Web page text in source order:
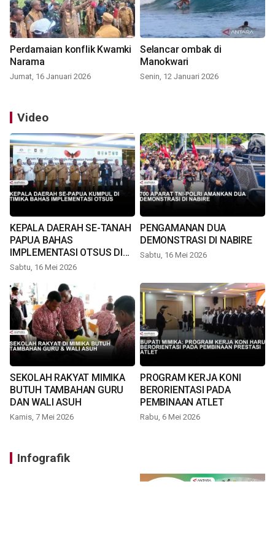
Perdamaian konflik Kwamki
Narama
Jumat, 16 Januari 2026
Selancar ombak di
Manokwari
Senin, 12 Januari 2026
Video
KEPALA DAERAH SE-TANAH
PAPUA BAHAS
IMPLEMENTASI OTSUS DI
TIMIKA
Sabtu, 16 Mei 2026
PENGAMANAN DUA
DEMONSTRASI DI NABIRE
Sabtu, 16 Mei 2026
SEKOLAH RAKYAT MIMIKA
BUTUH TAMBAHAN GURU
DAN WALI ASUH
Kamis, 7 Mei 2026
PROGRAM KERJA KONI
BERORIENTASI PADA
PEMBINAAN ATLET
Rabu, 6 Mei 2026
Infografik